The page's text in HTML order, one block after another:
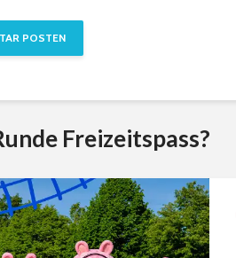
Freizeitspass?